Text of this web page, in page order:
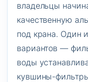
владельцы
качественную
под крана. Один
вариантов —
воды
кувшины-